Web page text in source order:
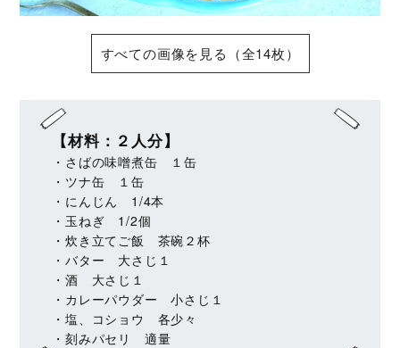
すべての画像を見る（全14枚）
【材料：２人分】
・さばの味噌煮缶 １缶
・ツナ缶 １缶
・にんじん 1/4本
・玉ねぎ 1/2個
・炊き立てご飯 茶碗２杯
・バター 大さじ１
・酒 大さじ１
・カレーパウダー 小さじ１
・塩、コショウ 各少々
・刻みパセリ 適量